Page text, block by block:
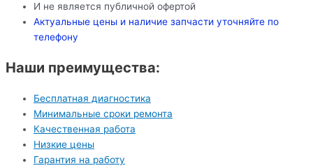
И не является публичной офертой
Актуальные цены и наличие запчасти уточняйте по
телефону
Наши преимущества:
Бесплатная диагностика
Минимальные сроки ремонта
Качественная работа
Низкие цены
Гарантия на работу